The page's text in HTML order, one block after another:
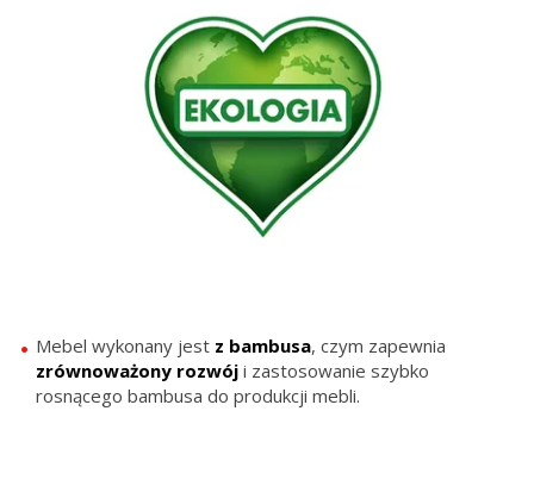
Mebel wykonany jest z bambusa, czym zapewnia
zrównoważony rozwój i zastosowanie szybko
rosnącego bambusa do produkcji mebli.